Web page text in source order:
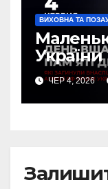
ВИХОВНА ТА
України
ЧЕР 4, 2026